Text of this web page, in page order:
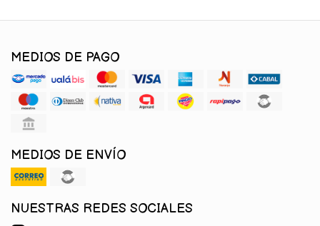
MEDIOS DE PAGO
MEDIOS DE ENVÍO
NUESTRAS REDES SOCIALES